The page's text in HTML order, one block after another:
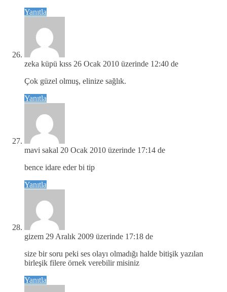
Yanıtla
zeka küpü kıss 26 Ocak 2010 üzerinde 12:40 de
Çok güzel olmuş, elinize sağlık.
Yanıtla
mavi sakal 20 Ocak 2010 üzerinde 17:14 de
bence idare eder bi tip
Yanıtla
gizem 29 Aralık 2009 üzerinde 17:18 de
size bir soru peki ses olayı olmadığı halde bitişik yazılan
birleşik filere örnek verebilir misiniz
Yanıtla